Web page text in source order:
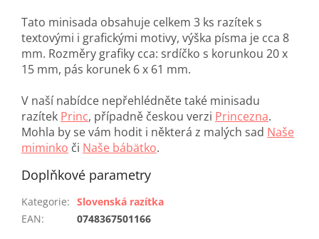
Tato minisada obsahuje celkem 3 ks razítek s
textovými i grafickými motivy, výška písma je cca 8
mm. Rozměry grafiky cca: srdíčko s korunkou 20 x
15 mm, pás korunek 6 x 61 mm.
V naší nabídce nepřehlédněte také minisadu
razítek Princ, případně českou verzi Princezna.
Mohla by se vám hodit i některá z malých sad Naše
miminko či Naše bábätko.
Doplňkové parametry
Kategorie: Slovenská razítka
EAN: 0748367501166